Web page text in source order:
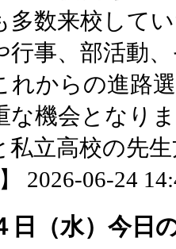
多数来校して
行事、部活動
れからの進路
な機会となり
私立高校の先
2026-06-24
日（水）今日